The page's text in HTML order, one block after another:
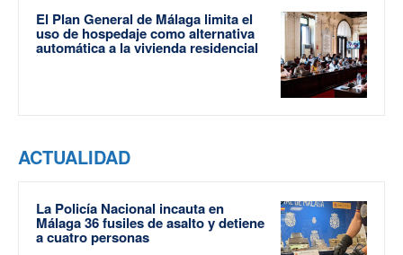
El Plan General de Málaga limita el
uso de hospedaje como alternativa
automática a la vivienda residencial
ACTUALIDAD
La Policía Nacional incauta en
Málaga 36 fusiles de asalto y detiene
a cuatro personas